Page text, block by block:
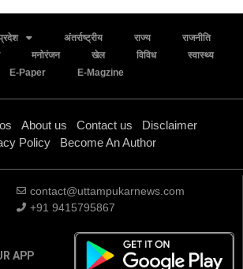
अंतर्राष्ट्रीय राज्य
राजनीति
मनोरंजन खेल विविध
स्वास्थ्य
E-Paper
E-Magzine
About us Contact us
Disclaimer
Policy
Become An Author
contact@uttampukarnews.com
+91 9415795867
APP